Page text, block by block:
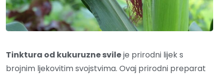
Tinktura od kukuruzne svileje prirodni lijek s
brojnim ljekovitim svojstvima. Ovaj prirodni preparat